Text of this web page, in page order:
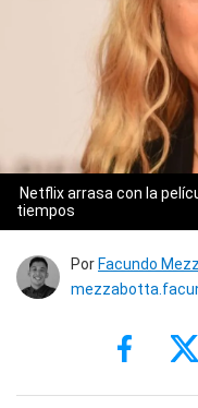
Netflix arrasa con la
tiempos
Por Facundo